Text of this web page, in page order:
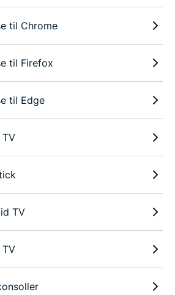
til Chrome
til Firefox
til Edge
TV